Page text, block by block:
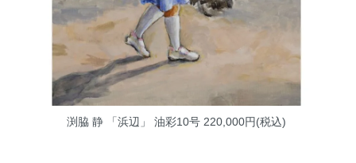
渕脇 静 「浜辺」 油彩10号220,000円(税込)